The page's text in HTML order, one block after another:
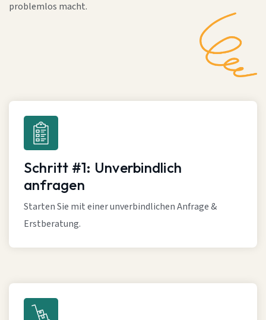
problemlos macht.
Schritt #1: Unverbindlich
anfragen
Starten Sie mit einer unverbindlichen Anfrage &
Erstberatung.